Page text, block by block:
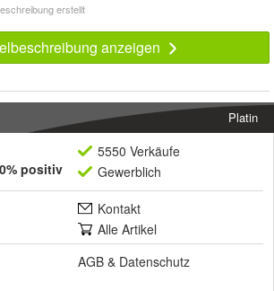
erstellt
anzeigen
Platin
positiv
5550 Verkäufe
Gewerblich
Kontakt
Alle Artikel
AGB & Datenschutz